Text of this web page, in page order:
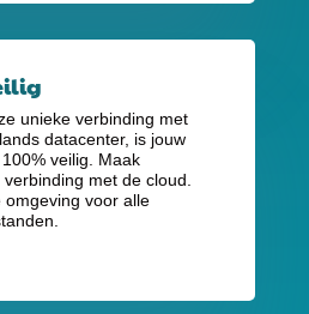
unieke verbinding met
datacenter, is jouw
veilig. Maak
met de cloud.
omgeving voor alle